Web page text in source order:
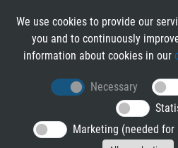
RIB TENDER
Privacy Policy
Terms and Conditions
We use cookies to provide our
you and to continuously
information about cookies in our
Necessary
Marketing (needed